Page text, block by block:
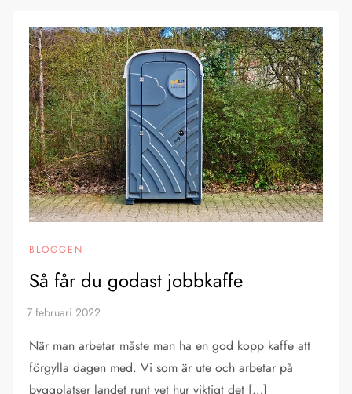
BLOGGEN
Så får du godast jobbkaffe
När man arbetar måste man ha en god kopp kaffe att
förgylla dagen med. Vi som är ute och arbetar på
byggplatser landet runt vet hur viktigt det […]